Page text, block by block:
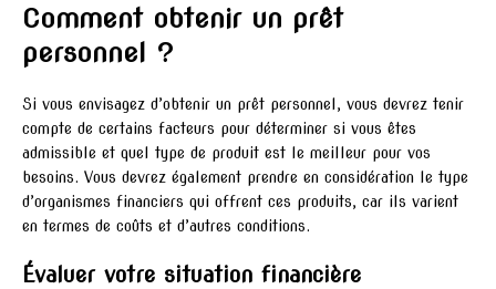
Comment obtenir un prêt
personnel ?
Si vous envisagez d’obtenir un prêt personnel, vous devrez tenir
compte de certains facteurs pour déterminer si vous êtes
admissible et quel type de produit est le meilleur pour vos
besoins. Vous devrez également prendre en considération le type
d’organismes financiers qui offrent ces produits, car ils varient
en termes de coûts et d’autres conditions.
Évaluer votre situation financière